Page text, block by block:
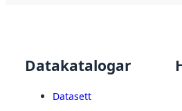
Datakatalogar
Datasett